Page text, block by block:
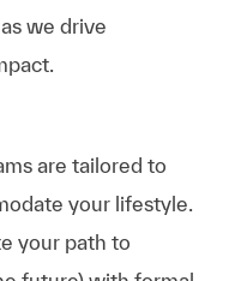
we drive
are tailored to
your lifestyle.
your path to